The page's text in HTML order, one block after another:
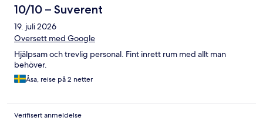
10/10 – Suverent
19. juli 2026
Oversett med Google
Hjälpsam och trevlig personal. Fint inrett rum med allt man
behöver.
Åsa, reise på 2 netter
Verifisert anmeldelse